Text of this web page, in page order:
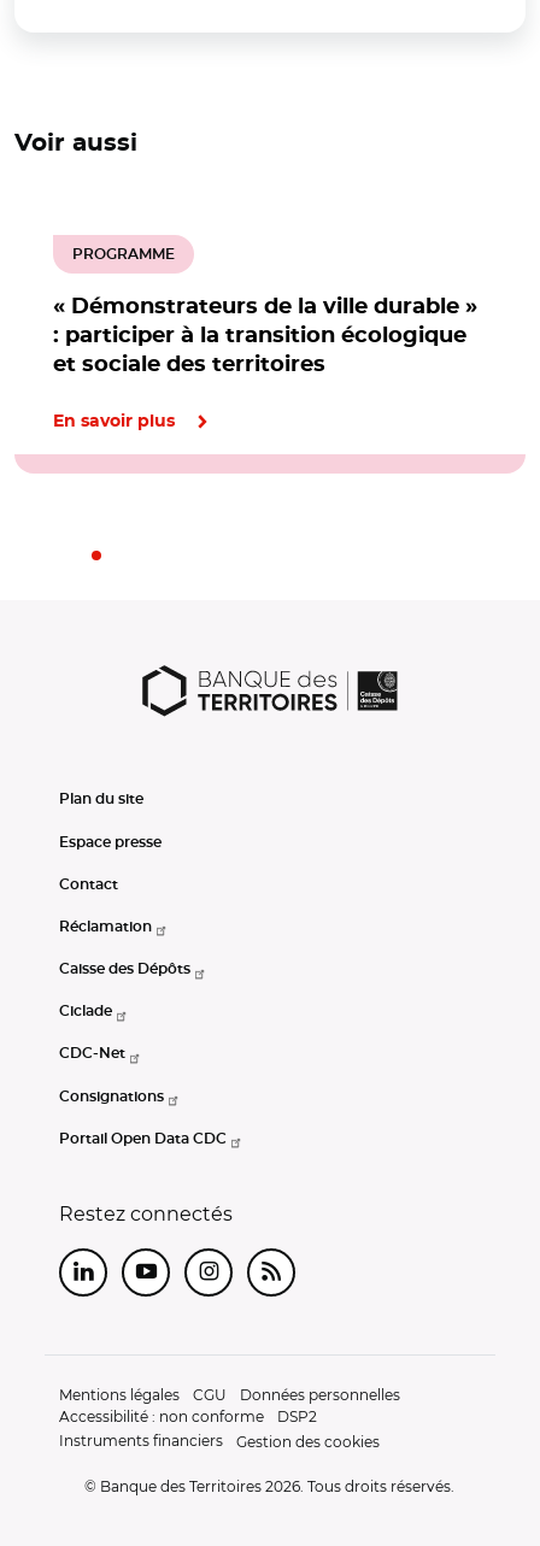
Voir aussi
« Démonstrateurs de la ville durable »
: participer à la transition écologique
et sociale des territoires
PROGRAMME
En savoir plus
Plan du site
Espace presse
Contact
Réclamation
Caisse des Dépôts
Ciclade
CDC-Net
Consignations
Portail Open Data CDC
Restez connectés
LinkedInYoutubeInstagram
RSS
Mentions légales CGU
Données personnelles
Accessibilité : non conforme
DSP2
Instruments financiers
Gestion des cookies
© Banque des Territoires 2026. Tous droits réservés.